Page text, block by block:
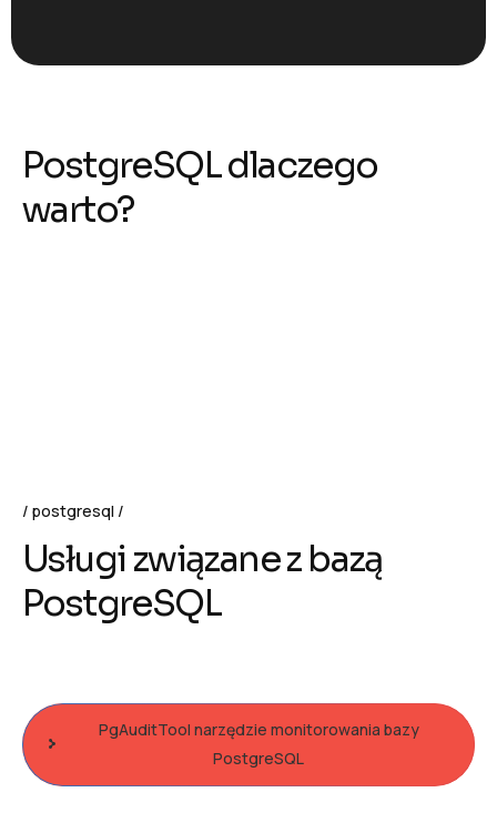
PostgreSQL dlaczego
warto?
postgresql
Usługi związane z bazą
PostgreSQL
PgAuditTool narzędzie monitorowania bazy
PostgreSQL